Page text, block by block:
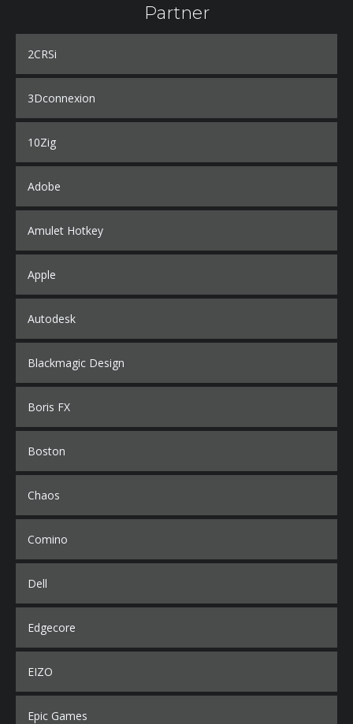
Partner
2CRSi
3Dconnexion
10Zig
Adobe
Amulet Hotkey
Apple
Autodesk
Blackmagic Design
Boris FX
Boston
Chaos
Comino
Dell
Edgecore
EIZO
Epic Games